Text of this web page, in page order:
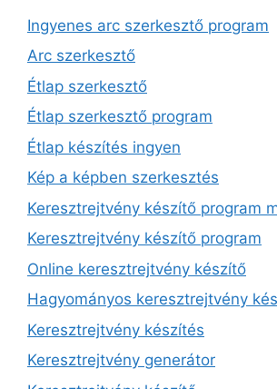
Ingyenes arc szerkesztő program
Arc szerkesztő
Étlap szerkesztő
Étlap szerkesztő program
Étlap készítés ingyen
Kép a képben szerkesztés
Keresztrejtvény készítő program
Keresztrejtvény készítő program
Online keresztrejtvény készítő
Hagyományos keresztrejtvény
Keresztrejtvény készítés
Keresztrejtvény generátor